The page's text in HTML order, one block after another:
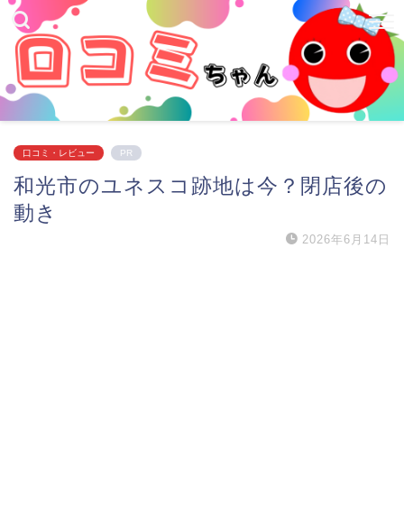
口コミ・レビュー PR
和光市のユネスコ跡地は今？閉店後の
動き
2026年6月14日